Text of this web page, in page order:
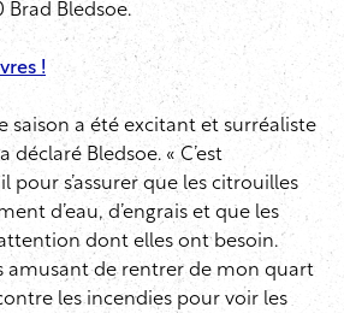
Brad Bledsoe.
!
saison a été excitant et surréaliste
déclaré Bledsoe. « C’est
pour s’assurer que les citrouilles
d’eau, d’engrais et que les
dont elles ont besoin.
amusant de rentrer de mon quart
les incendies pour voir les